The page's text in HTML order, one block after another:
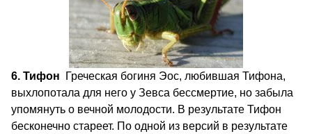
6. Тифон
Греческая богиня Эос, любившая Тифона,
выхлопотала для него у Зевса бессмертие, но забыла
упомянуть о вечной молодости. В результате Тифон
бесконечно стареет. По одной из версий в результате